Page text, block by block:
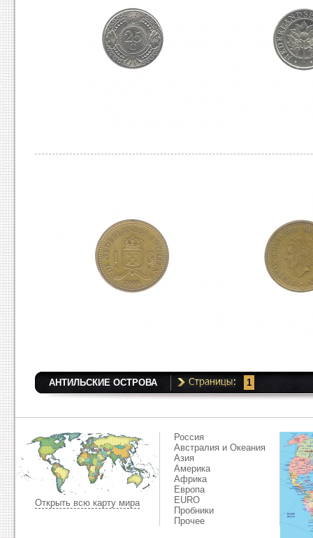
АНТИЛЬСКИЕ ОСТРОВА 1
Открыть всю карту мира
Россия
Австралия и Океания
Азия
Америка
Африка
Европа
EURO
Пробники
Прочее